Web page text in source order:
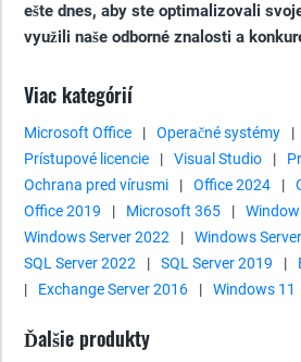
ešte dnes, aby ste optimalizovali
využili naše odborné znalosti a
Viac kategórií
Microsoft Office | Operačné systémy |
Prístupové licencie
| Visual Studio |
Ochrana pred vírusmi
| Office 2024 |
Office 2019
| Microsoft 365 |
Windows Server 2022
| Windows
SQL Server 2022
| SQL Server 2019 |
|
Exchange Server 2016 | Windows 11
Ďalšie produkty